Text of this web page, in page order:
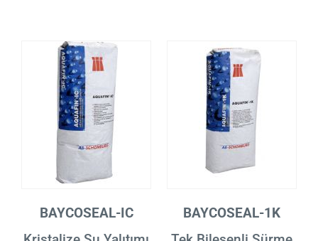
BAYCOSEAL-IC
BAYCOSEAL-1K